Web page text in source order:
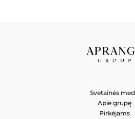
Svetainės
Apie grupę
Pirkėjams